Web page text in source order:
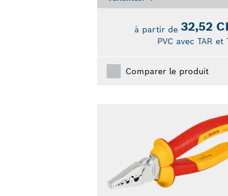
à partir de 32,52
PVC avec TAR et
Comparer le produit